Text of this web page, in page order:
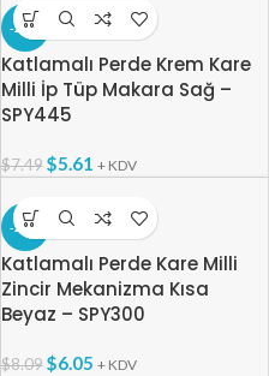
-25%
Katlamalı Perde Krem Kare
Milli İp Tüp Makara Sağ –
SPY445
$7.49 $5.61 + KDV
-25%
Katlamalı Perde Kare Milli
Zincir Mekanizma Kısa
Beyaz – SPY300
$8.09 $6.05 + KDV